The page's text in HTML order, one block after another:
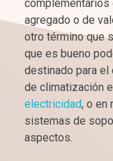
complementarios
agregado o de
otro término que
que es bueno
destinado para
de climatización
electricidad, o en
sistemas de
aspectos.